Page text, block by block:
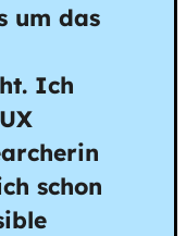
um das
Ich
schon